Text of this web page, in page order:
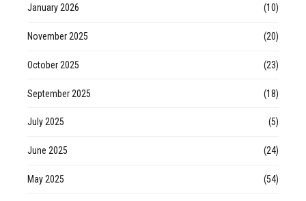
January 2026 (10)
November 2025 (20)
October 2025 (23)
September 2025 (18)
July 2025 (5)
June 2025 (24)
May 2025 (54)